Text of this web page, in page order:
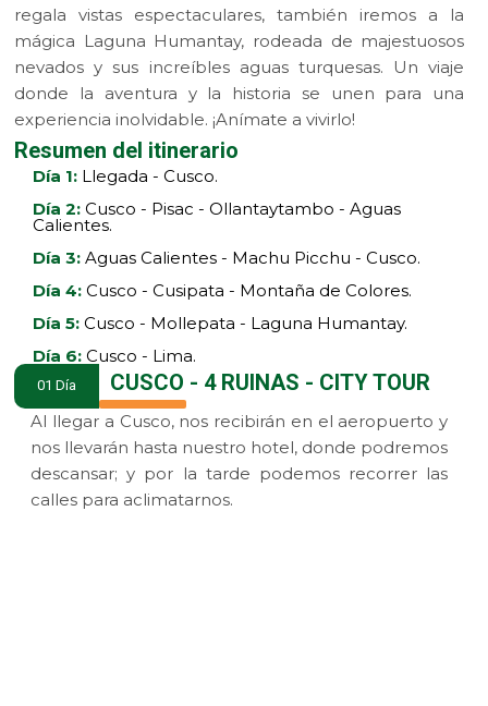
regala vistas espectaculares, también iremos a la
mágica Laguna Humantay, rodeada de majestuosos
nevados y sus increíbles aguas turquesas. Un viaje
donde la aventura y la historia se unen para una
experiencia inolvidable. ¡Anímate a vivirlo!
Resumen del itinerario
Día 1: Llegada - Cusco.
Día 2: Cusco - Pisac - Ollantaytambo - Aguas
Calientes.
Día 3: Aguas Calientes - Machu Picchu - Cusco.
Día 4: Cusco - Cusipata - Montaña de Colores.
Día 5: Cusco - Mollepata - Laguna Humantay.
Día 6: Cusco - Lima.
01 Día CUSCO - 4 RUINAS - CITY TOUR
Al llegar a Cusco, nos recibirán en el aeropuerto y
nos llevarán hasta nuestro hotel, donde podremos
descansar; y por la tarde podemos recorrer las
calles para aclimatarnos.